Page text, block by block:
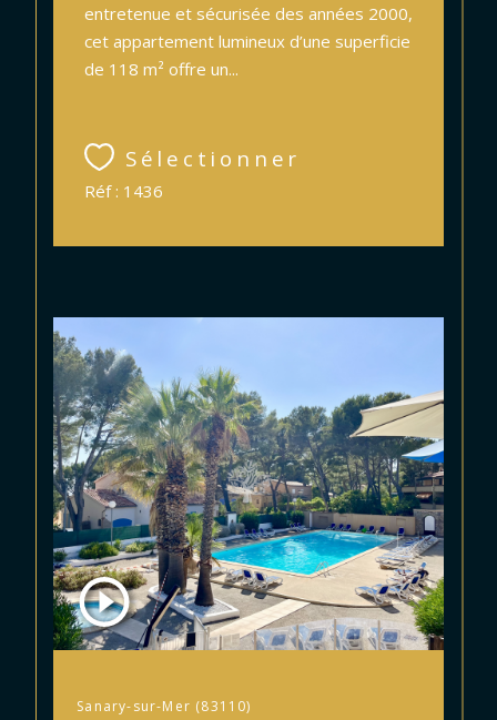
entretenue et sécurisée des années 2000,
cet appartement lumineux d’une superficie
de 118 m² offre un...
Sélectionner
Réf : 1436
Sanary-sur-Mer (83110)